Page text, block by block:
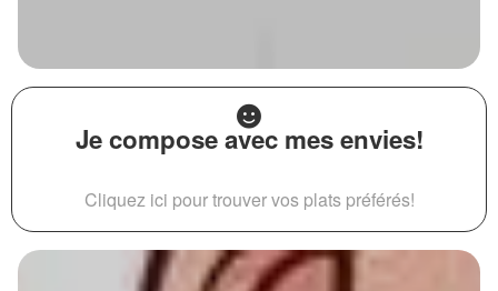
Je compose avec mes envies!
Cliquez ici pour trouver vos plats préférés!